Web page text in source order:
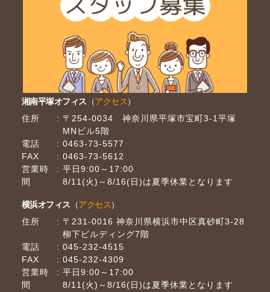
湘南平塚オフィス （アクセス）
住所
〒254-0034 神奈川県平塚市宝町3-1平塚
MNビル5階
電話
0463-73-5577
FAX
0463-73-5612
営業時
間
平日9:00～17:00
8/11(火)～8/16(日)は夏季休業となります
横浜オフィス （アクセス）
住所
〒231-0016 神奈川県横浜市中区真砂町3-28
柳下ビルディング7階
電話
045-232-4515
FAX
045-232-4309
営業時
間
平日9:00～17:00
8/11(火)～8/16(日)は夏季休業となります